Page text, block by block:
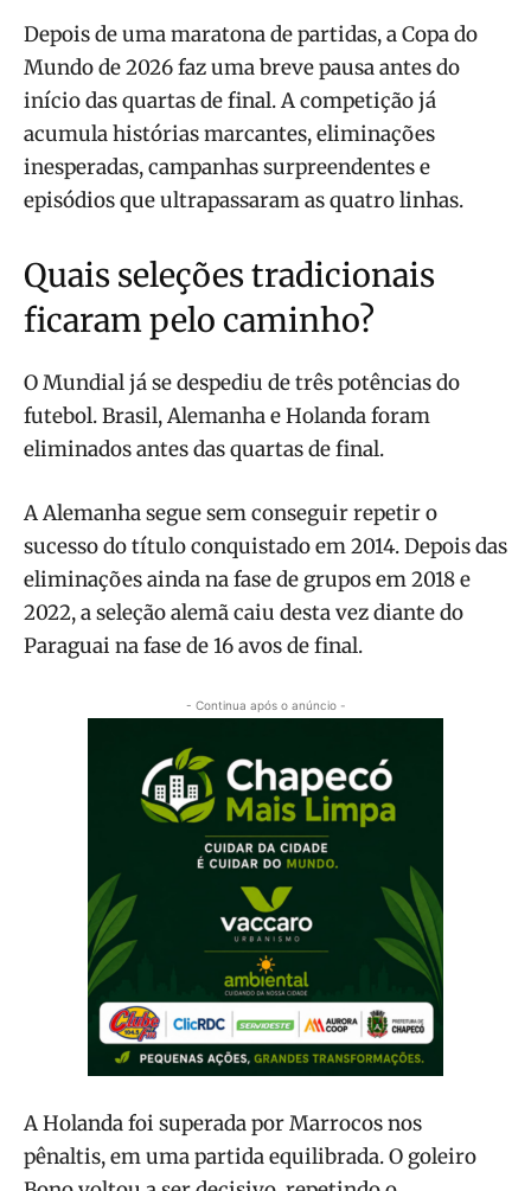
Depois de uma maratona de partidas, a Copa do
Mundo de 2026 faz uma breve pausa antes do
início das quartas de final. A competição já
acumula histórias marcantes, eliminações
inesperadas, campanhas surpreendentes e
episódios que ultrapassaram as quatro linhas.
Quais seleções tradicionais
ficaram pelo caminho?
O Mundial já se despediu de três potências do
futebol. Brasil, Alemanha e Holanda foram
eliminados antes das quartas de final.
A Alemanha segue sem conseguir repetir o
sucesso do título conquistado em 2014. Depois das
eliminações ainda na fase de grupos em 2018 e
2022, a seleção alemã caiu desta vez diante do
Paraguai na fase de 16 avos de final.
- Continua após o anúncio -
A Holanda foi superada por Marrocos nos
pênaltis, em uma partida equilibrada. O goleiro